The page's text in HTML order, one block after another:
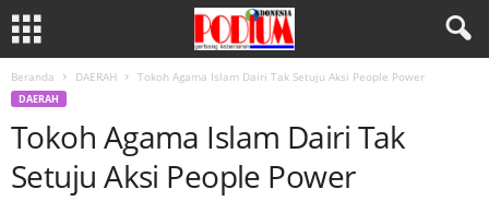
Beranda DAERAH Tokoh Agama Islam Dairi Tak Setuju Aksi People Power
DAERAH
Tokoh Agama Islam Dairi Tak
Setuju Aksi People Power